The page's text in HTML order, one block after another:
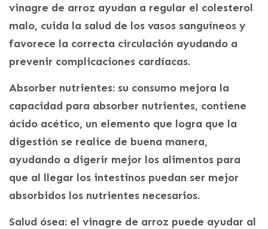
vinagre de arroz ayudan a regular el colesterol
malo, cuida la salud de los vasos sanguíneos y
favorece la correcta circulación ayudando a
prevenir complicaciones cardíacas.
Absorber nutrientes: su consumo mejora la
capacidad para absorber nutrientes, contiene
ácido acético, un elemento que logra que la
digestión se realice de buena manera,
ayudando a digerir mejor los alimentos para
que al llegar los intestinos puedan ser mejor
absorbidos los nutrientes necesarios.
Salud ósea: el vinagre de arroz puede ayudar al